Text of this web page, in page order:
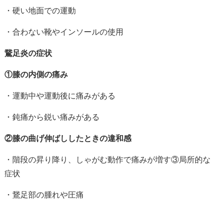
・硬い地面での運動
・合わない靴やインソールの使用
鵞足炎の症状
①膝の内側の痛み
・運動中や運動後に痛みがある
・鈍痛から鋭い痛みがある
②膝の曲げ伸ばししたときの違和感
・階段の昇り降り、しゃがむ動作で痛みが増す③局所的な
症状
・鵞足部の腫れや圧痛